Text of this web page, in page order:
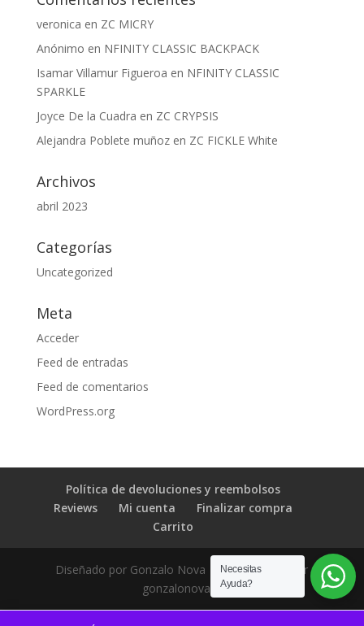
veronica en ZC MICRY
Anónimo en NFINITY CLASSIC BACKPACK
Isamar Villamur Figueroa en NFINITY CLASSIC
SPARKLE
Joyce De la Cuadra en ZC CRYPSIS
Alejandra Poblete muñozen ZC FICKLE White
Archivos
abril 2023
Categorías
Uncategorized
Meta
Acceder
Feed de entradas
Feed de comentarios
WordPress.org
Política de devoluciones y reembolsos
Reviews
Mi cuenta
Finalizar compra
Carrito
Diseñado por Gonzalo Nova | Desarrollado por
gonzalonova.cl
Necesitas
Ayuda?